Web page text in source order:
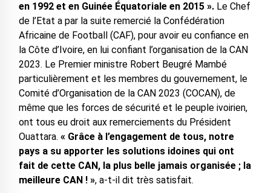
en 1992 et en Guinée Équatoriale en 2015 ».Le Chef
de l’Etat a par la suite remercié la Confédération
Africaine de Football (CAF), pour avoir eu confiance en
la Côte d’Ivoire, en lui confiant l’organisation de la CAN
2023. Le Premier ministre Robert Beugré Mambé
particulièrement et les membres du gouvernement, le
Comité d’Organisation de la CAN 2023 (COCAN), de
même que les forces de sécurité et le peuple ivoirien,
ont tous eu droit aux remerciements du Président
Ouattara. « Grâce à l’engagement de tous, notre
pays a su apporter les solutions idoines qui ont
fait de cette CAN, la plus belle jamais organisée ; la
meilleure CAN ! », a-t-il dit très satisfait.